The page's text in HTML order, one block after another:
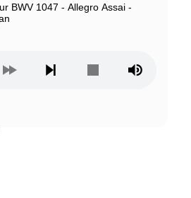
BWV 1047 - Allegro Assai -